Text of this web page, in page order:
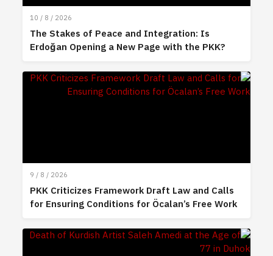
10 / 8 / 2026
The Stakes of Peace and Integration: Is
Erdoğan Opening a New Page with the PKK?
9 / 8 / 2026
PKK Criticizes Framework Draft Law and Calls
for Ensuring Conditions for Öcalan’s Free Work